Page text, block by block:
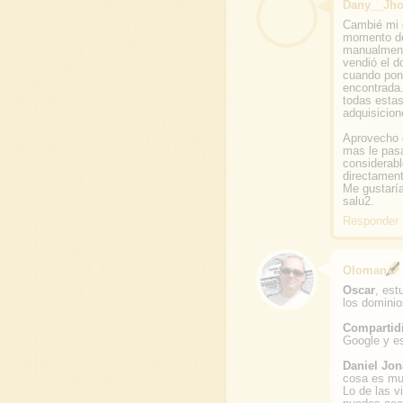
Cambié mi
momento
vendió el
cuando
todas
Aprovecho
mas le
Me
salu2.
Responder
Oloman
Oscar,
los
Google y
Daniel
cosa es
Lo de las